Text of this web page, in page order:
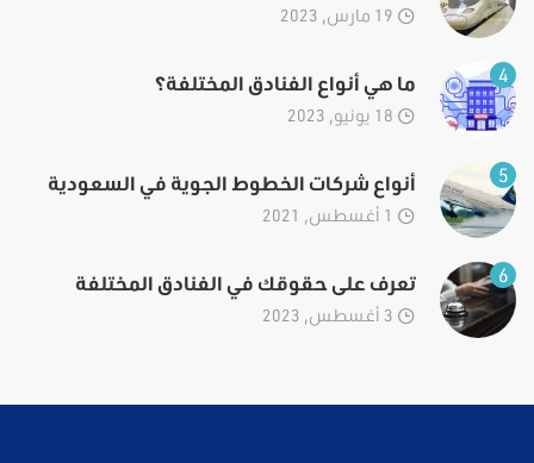
4 ما هي أنواع الفنادق المختلفة؟
5 أنواع شركات الخطوط الجوية في السعودية
6 تعرف على حقوقك في الفنادق المختلفة